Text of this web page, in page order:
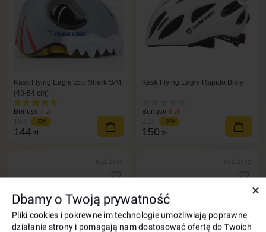
Kask Flying Eagle Zoo Shark S/M
(48-54 cm)
Bonusy 7 zł
-20%
144 zł
Kask Flying Eagle Rapido Biały
Bonusy 8 zł
-29%
150 zł
✕
Dbamy o Twoją prywatność
Pliki cookies i pokrewne im technologie umożliwiają poprawne
działanie strony i pomagają nam dostosować ofertę do Twoich